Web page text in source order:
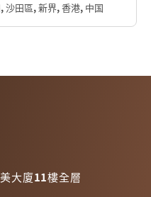
沙田區, 新界, 香港, 中国
大廈11樓全層